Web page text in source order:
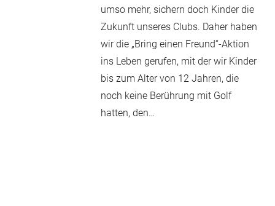
umso mehr, sichern doch Kinder die
Zukunft unseres Clubs. Daher haben
wir die „Bring einen Freund“-Aktion
ins Leben gerufen, mit der wir Kinder
bis zum Alter von 12 Jahren, die
noch keine Berührung mit Golf
hatten, den…